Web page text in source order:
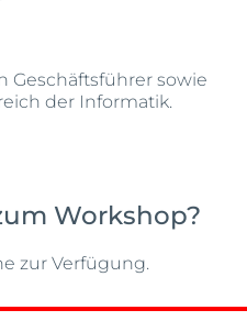
Geschäftsführer sowie
der Informatik.
Workshop?
zur Verfügung.